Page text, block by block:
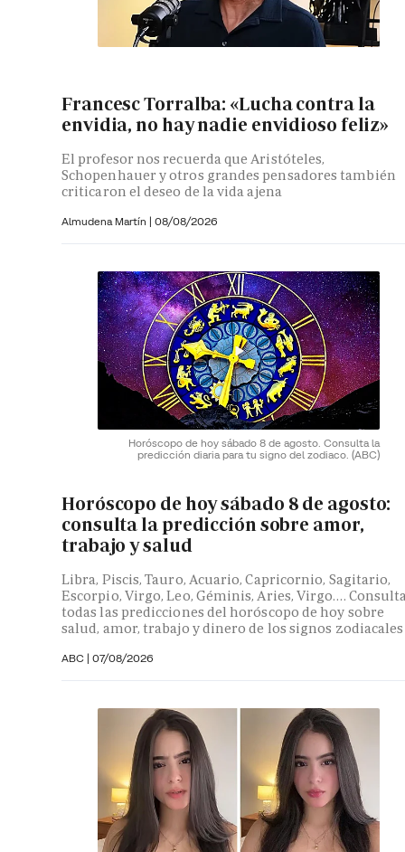
Francesc Torralba: «Lucha contra la
envidia, no hay nadie envidioso feliz»
El profesor nos recuerda que Aristóteles,
Schopenhauer y otros grandes pensadores también
criticaron el deseo de la vida ajena
Almudena Martín | 08/08/2026
Horóscopo de hoy sábado 8 de agosto. Consulta la
predicción diaria para tu signo del zodiaco. (ABC)
Horóscopo de hoy sábado 8 de agosto:
consulta la predicción sobre amor,
trabajo y salud
Libra, Piscis, Tauro, Acuario, Capricornio, Sagitario,
Escorpio, Virgo, Leo, Géminis, Aries, Virgo….
todas las predicciones del horóscopo de hoy sobre
salud, amor, trabajo y dinero de los signos zodiacales
ABC | 07/08/2026